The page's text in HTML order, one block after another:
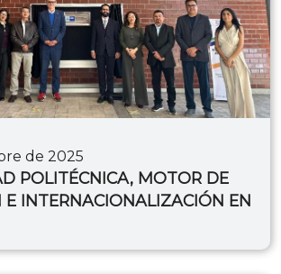
de 2025
POLITÉCNICA, MOTOR DE
E INTERNACIONALIZACIÓN EN